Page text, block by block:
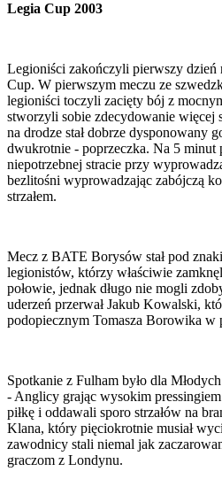
Legia Cup 2003
Legioniści zakończyli pierwszy
Cup. W pierwszym meczu ze
legioniści toczyli zacięty bój z
stworzyli sobie zdecydowanie więcej
na drodze stał dobrze dysponowany
dwukrotnie - poprzeczka. Na 5 minut
niepotrzebnej stracie przy
bezlitośni wyprowadzając zabójczą
strzałem.
Mecz z BATE Borysów stał pod
legionistów, którzy właściwie
połowie, jednak długo nie mogli
uderzeń przerwał Jakub Kowalski,
podopiecznym Tomasza Borowika w
Spotkanie z Fulham było dla
- Anglicy grając wysokim
piłkę i oddawali sporo strzałów na
Klana, który pięciokrotnie musiał
zawodnicy stali niemal jak
graczom z Londynu.